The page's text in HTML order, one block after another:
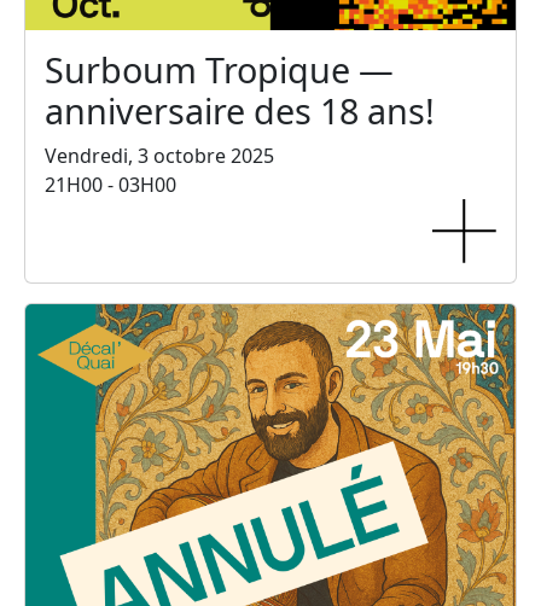
Surboum Tropique —
anniversaire des 18 ans!
Vendredi, 3 octobre 2025
21H00 - 03H00